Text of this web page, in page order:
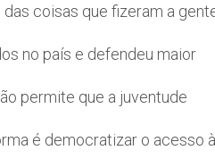
coisas que fizeram a
no país e defendeu maior
permite que a juventude
é democratizar o acesso à